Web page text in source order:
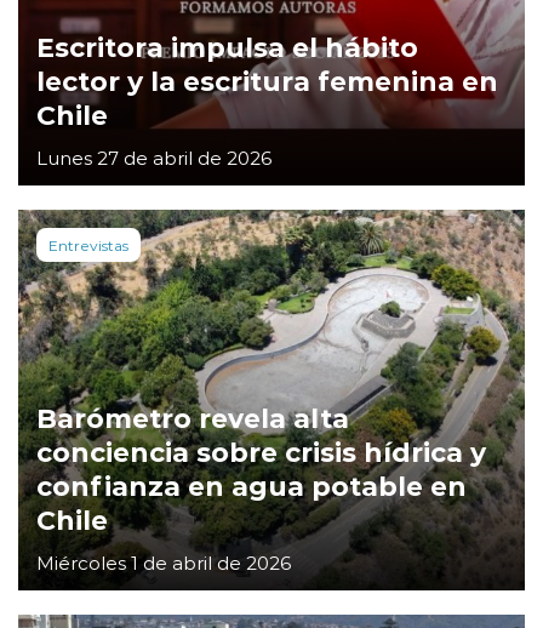
Escritora impulsa el hábito
lector y la escritura femenina en
Chile
Lunes 27 de abril de 2026
Entrevistas
Barómetro revela alta
conciencia sobre crisis hídrica y
confianza en agua potable en
Chile
Miércoles 1 de abril de 2026